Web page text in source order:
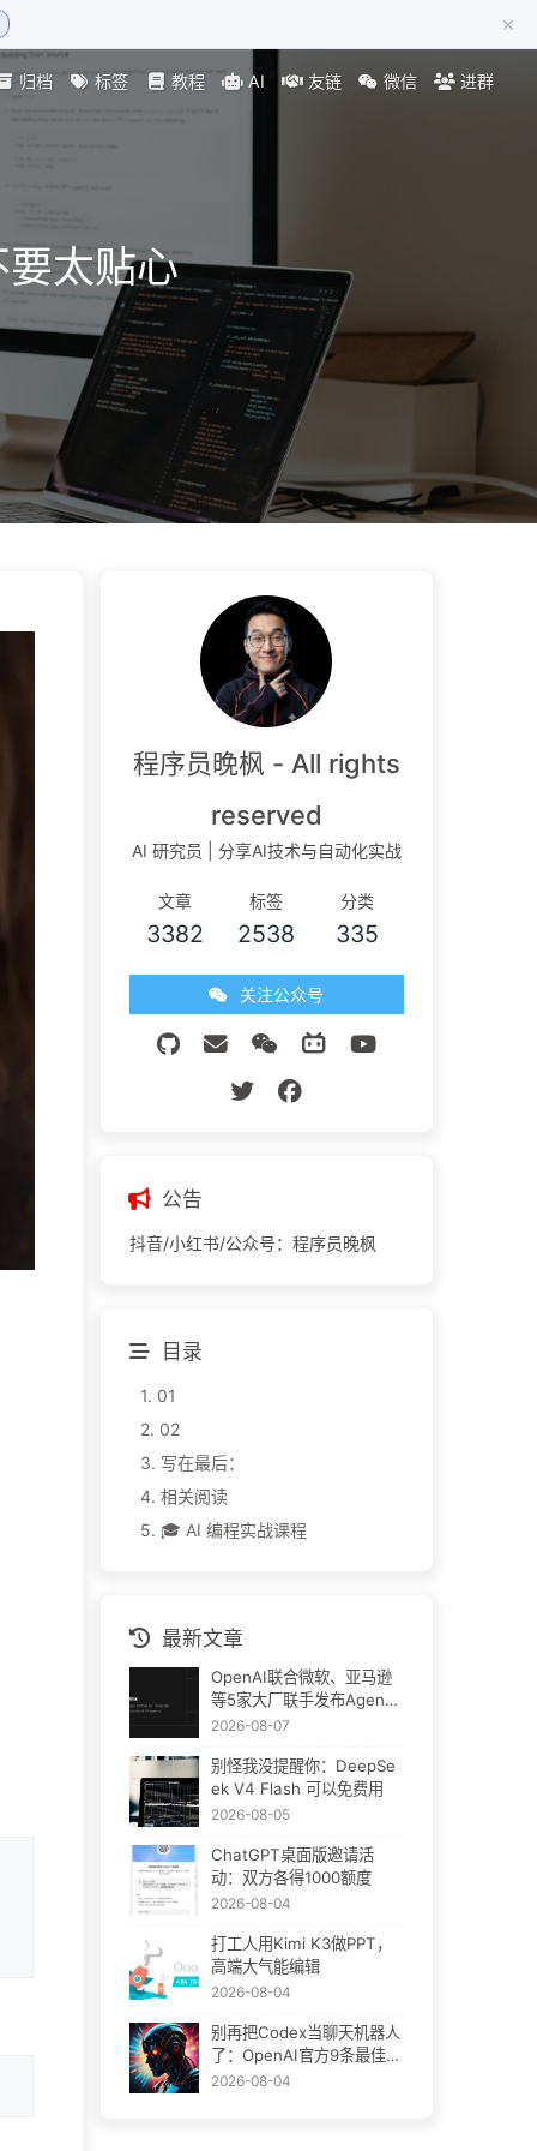
×
归档 标签 教程 AI 友链 微信 进群
太贴心
程序员晚枫 - All rights
reserved
AI 研究员 | 分享AI技术与自动化实战
文章
3382
标签
2538
分类
335
关注公众号
公告
抖音/小红书/公众号：程序员晚枫
目录
1. 01
2. 02
3. 写在最后：
4. 相关阅读
5. 🎓 AI 编程实战课程
最新文章
OpenAI联合微软、亚马逊
等5家大厂联手发布Agent
Plugins：AI插件终于要统
2026-08-07
别怪我没提醒你：DeepSe
ek V4 Flash 可以免费用
2026-08-05
ChatGPT桌面版邀请活
动：双方各得1000额度
2026-08-04
打工人用Kimi K3做PPT，
高端大气能编辑
2026-08-04
别再把Codex当聊天机器人
了：OpenAI官方9条最佳实
践
2026-08-04